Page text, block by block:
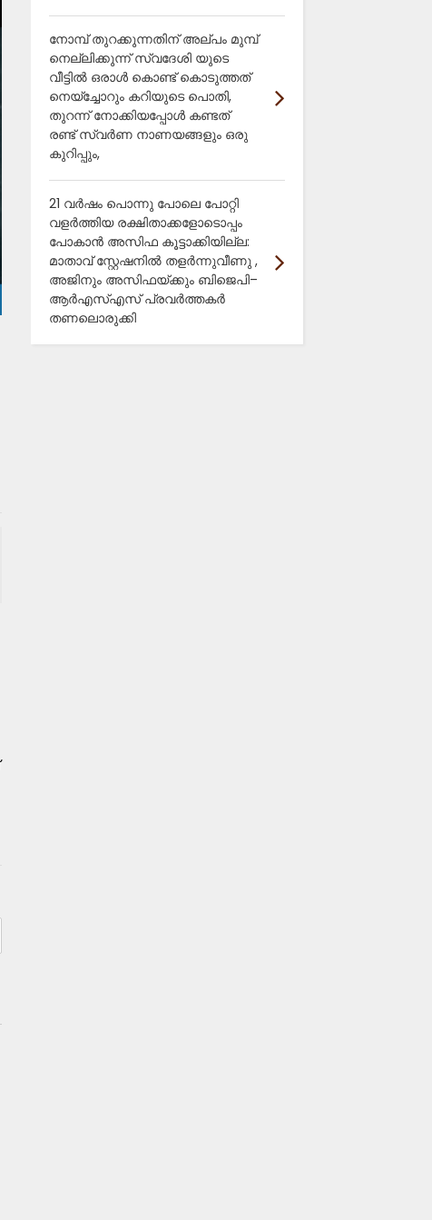
നോമ്പ് തുറക്കുന്നതിന് അല്പം മുമ്പ്
നെല്ലിക്കുന്ന് സ്വദേശി യുടെ
വീട്ടിൽ ഒരാൾ കൊണ്ട് കൊടുത്തത്
നെയ്ച്ചോറും കറിയുടെ പൊതി,
തുറന്ന് നോക്കിയപ്പോൾ കണ്ടത്
രണ്ട് സ്വർണ നാണയങ്ങളും ഒരു
കുറിപ്പും,
21 വർഷം പൊന്നു പോലെ പോറ്റി
വളർത്തിയ രക്ഷിതാക്കളോടൊപ്പം
പോകാൻ അസിഫ കൂട്ടാക്കിയില്ല:
മാതാവ് സ്റ്റേഷനിൽ തളർന്നുവീണു ,
അജിനും അസിഫയ്ക്കും ബിജെപി–
ആർഎസ്എസ് പ്രവർത്തകർ
തണലൊരുക്കി